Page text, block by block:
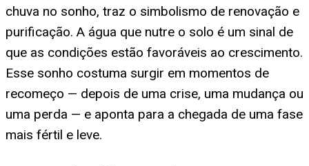
chuva no sonho, traz o simbolismo de renovação e
purificação. A água que nutre o solo é um sinal de
que as condições estão favoráveis ao crescimento.
Esse sonho costuma surgir em momentos de
recomeço — depois de uma crise, uma mudança ou
uma perda — e aponta para a chegada de uma fase
mais fértil e leve.